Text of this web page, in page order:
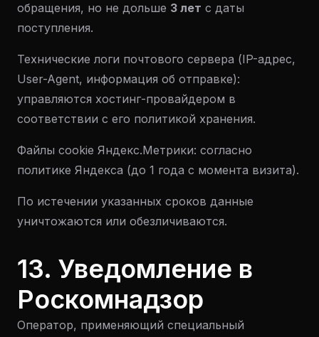
обращения, но не дольше 3 лет с даты
поступления.
Технические логи почтового сервера (IP-адрес,
User-Agent, информация об отправке):
управляются хостинг-провайдером в
соответствии с его политикой хранения.
Файлы cookie Яндекс.Метрики: согласно
политике Яндекса (до 1 года с момента визита).
По истечении указанных сроков данные
уничтожаются или обезличиваются.
13. Уведомление в
Роскомнадзор
Оператор, применяющий специальный